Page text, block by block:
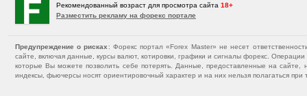
Рекомендованный возраст для просмотра сайта 18+
Разместить рекламу на форекс портале
Предупреждение о рисках : Форекс портал «Forex Master» не несет
сайте, включая данные, курсы валют, котировки, графики и сигналы форекс.
которые Вы можете позволить себе потерять. Данные, предоставленные на
индексы, фьючерсы носят ориентировочный характер и на них нельзя полагаться при